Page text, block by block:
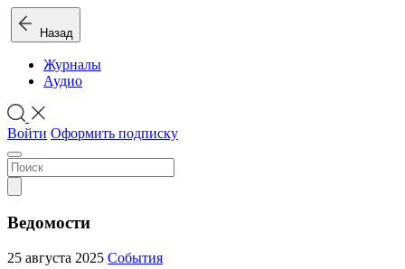
Назад
Журналы
Аудио
Войти Оформить подписку
Ведомости
25 августа 2025 События